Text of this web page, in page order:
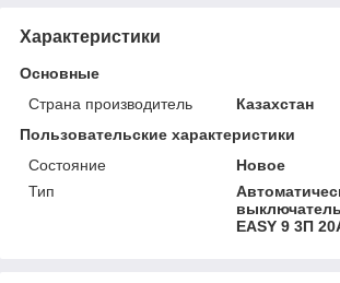
Характеристики
Основные
Страна производитель
Казахстан
Пользовательские характеристики
Состояние
Новое
Тип
EASY 9 3П